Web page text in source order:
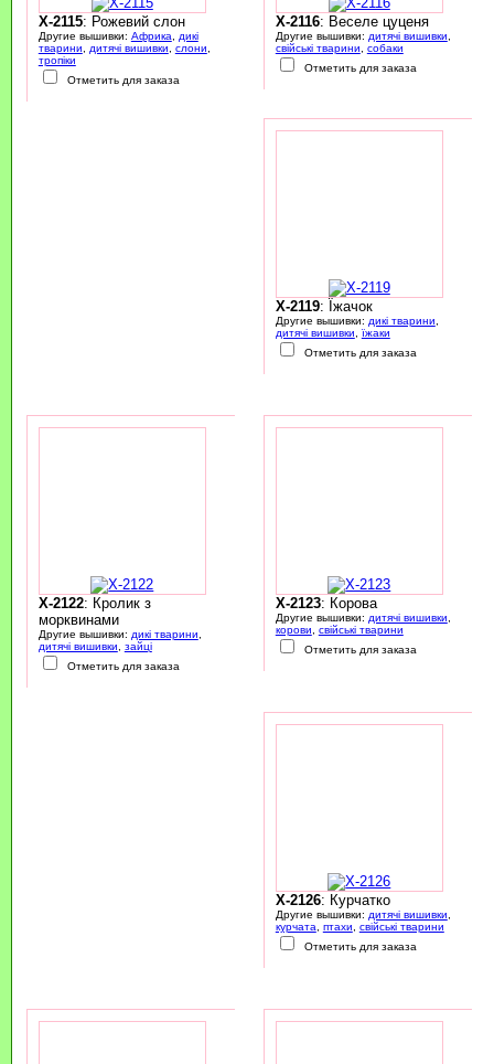
X-2115: Рожевий слон
Другие вышивки: Африка
дикі
тварини
дитячі вишивки слони
тропіки
Отметить для заказа
X-2116: Веселе цуценя
Другие вышивки: дитячі вишивки
свійські тварини
собаки
Отметить для заказа
X-2119: Їжачок
Другие вышивки: дикі тварини
дитячі вишивки
їжаки
Отметить для заказа
X-2122: Кролик з
морквинами
Другие вышивки: дикі тварини
дитячі вишивки
зайці
Отметить для заказа
X-2123: Корова
Другие вышивки: дитячі вишивки
корови
свійські тварини
Отметить для заказа
X-2126: Курчатко
Другие вышивки: дитячі вишивки
курчата
птахи
свійські тварини
Отметить для заказа